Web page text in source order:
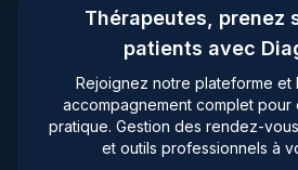
Thérapeutes, prenez
patients avec
Rejoignez notre plateforme
accompagnement complet
pratique. Gestion des rendez-
et outils professionnels à